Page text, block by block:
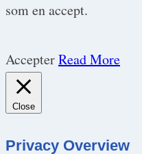
som en accept.
AccepterRead More
Close
Privacy Overview